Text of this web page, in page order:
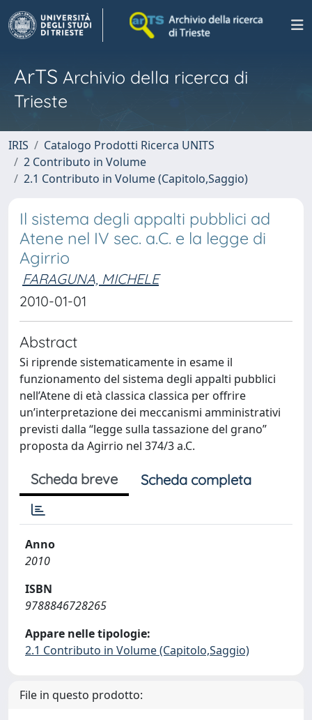
ArTS Archivio della ricerca di
Trieste
IRIS
Catalogo Prodotti Ricerca UNITS
2 Contributo in Volume
2.1 Contributo in Volume (Capitolo,Saggio)
Il sistema degli appalti pubblici ad
Atene nel IV sec. a.C. e la legge di
Agirrio
FARAGUNA, MICHELE
2010-01-01
Abstract
Si riprende sistematicamente in esame il
funzionamento del sistema degli appalti pubblici
nell’Atene di età classica classica per offrire
un’interpretazione dei meccanismi amministrativi
previsti dalla “legge sulla tassazione del grano”
proposta da Agirrio nel 374/3 a.C.
Scheda breve Scheda completa
Anno
2010
ISBN
9788846728265
Appare nelle tipologie:
2.1 Contributo in Volume (Capitolo,Saggio)
File in questo prodotto: